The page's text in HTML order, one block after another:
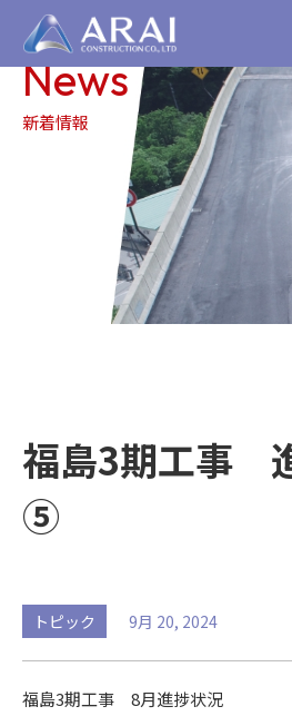
News
新着情報
福島3期工事
⑤
トピック 9月 20, 2024
福島3期工事 8月進捗状況